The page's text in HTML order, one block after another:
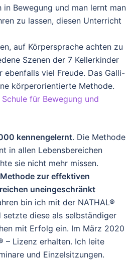
in Bewegung und man lernt man
zu lassen, diesen Unterricht
auf Körpersprache achten zu
Szenen der 7 Kellerkinder
ebenfalls viel Freude. Das Galli-
körperorientierte Methode.
für Bewegung und
kennengelernt. Die Methode
in allen Lebensbereichen
sie nicht mehr missen.
zur effektiven
uneingeschränkt
bin ich mit der NATHAL®
diese als selbständiger
mit Erfolg ein. Im März 2020
– Lizenz erhalten. Ich leite
und Einzelsitzungen.